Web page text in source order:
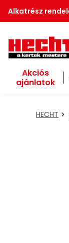
Alkatrész
Akciós
ajánlatok
HECHT